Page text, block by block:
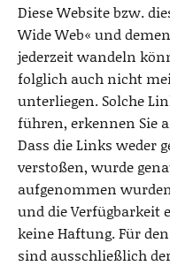
Diese Website bzw.
Wide Web« und
jederzeit wandeln
folglich auch nicht
unterliegen. Solche
führen, erkennen Sie
Dass die Links weder
verstoßen, wurde
aufgenommen
und die Verfügbarkeit
keine Haftung. Für
sind ausschließlich